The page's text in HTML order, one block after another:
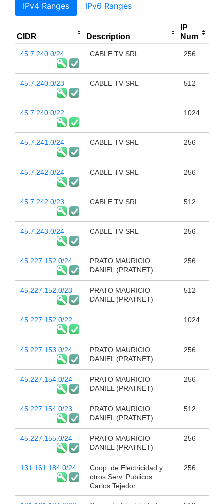
IPv4 Ranges IPv6 Ranges
CIDR Description
IP
Num
45.7.240.0/24 CABLE TV SRL 256
45.7.240.0/23 CABLE TV SRL 512
45.7.240.0/22 1024
45.7.241.0/24 CABLE TV SRL 256
45.7.242.0/24 CABLE TV SRL 256
45.7.242.0/23 CABLE TV SRL 512
45.7.243.0/24 CABLE TV SRL 256
45.227.152.0/24
PRATO MAURICIO
DANIEL (PRATNET)
256
45.227.152.0/23
PRATO MAURICIO
DANIEL (PRATNET)
512
45.227.152.0/22 1024
45.227.153.0/24
PRATO MAURICIO
DANIEL (PRATNET)
256
45.227.154.0/24
PRATO MAURICIO
DANIEL (PRATNET)
256
45.227.154.0/23
PRATO MAURICIO
DANIEL (PRATNET)
512
45.227.155.0/24
PRATO MAURICIO
DANIEL (PRATNET)
256
131.161.184.0/24
Coop. de Electricidad y
otros Serv. Publicos
Carlos Tejedor
256